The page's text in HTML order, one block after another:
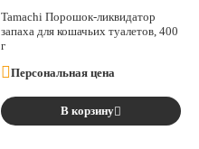
Tamachi Порошок-ликвидатор
запаха для кошачьих туалетов, 400
г
Персональная цена
В корзину